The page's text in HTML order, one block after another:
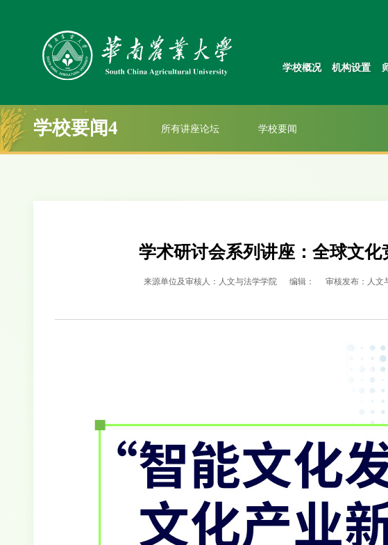
学校概况 机构设置
学校要闻4 所有讲座论坛 学校要闻
学术研讨会系列讲座：全球文
来源单位及审核人：人文与法学学院 编辑： 审核发布：人文